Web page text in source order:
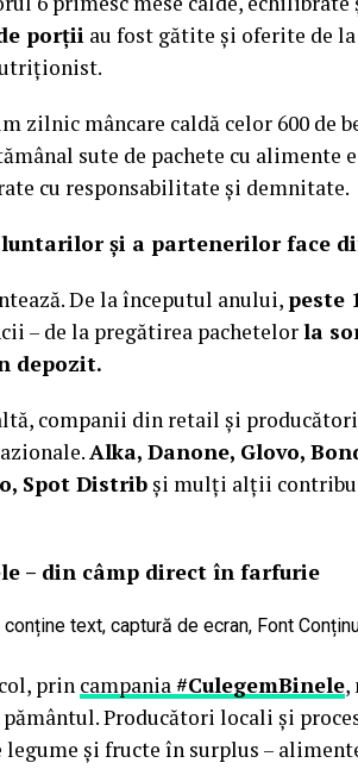
porții au fost gătite și oferite de
zilnic mâncare caldă celor 600 de
sute de pachete cu alimente
cu responsabilitate și demnitate.
și a partenerilor face
De la începutul anului, peste
– de la pregătirea pachetelorla
depozit.
companii din retail și
Alka, Danone, Glovo,
Spot Distribși mulți alții
– din câmp direct în farfurie
prin campania#CulegemBinele,
Producători locali și
legume și fructe în surplus –